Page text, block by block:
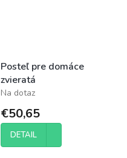
Posteľ pre domáce
zvieratá
Na dotaz
€50,65
DETAIL